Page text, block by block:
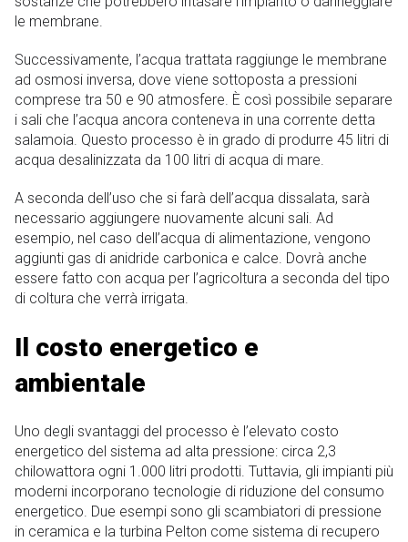
le membrane.
Successivamente, l’acqua trattata raggiunge le membrane
ad osmosi inversa, dove viene sottoposta a pressioni
comprese tra 50 e 90 atmosfere. È così possibile separare
i sali che l’acqua ancora conteneva in una corrente detta
salamoia. Questo processo è in grado di produrre 45 litri di
acqua desalinizzata da 100 litri di acqua di mare.
A seconda dell’uso che si farà dell’acqua dissalata, sarà
necessario aggiungere nuovamente alcuni sali. Ad
esempio, nel caso dell’acqua di alimentazione, vengono
aggiunti gas di anidride carbonica e calce. Dovrà anche
essere fatto con acqua per l’agricoltura a seconda del tipo
di coltura che verrà irrigata.
Il costo energetico e
ambientale
Uno degli svantaggi del processo è l’elevato costo
energetico del sistema ad alta pressione: circa 2,3
chilowattora ogni 1.000 litri prodotti. Tuttavia, gli impianti più
moderni incorporano tecnologie di riduzione del consumo
energetico. Due esempi sono gli scambiatori di pressione
in ceramica e la turbina Pelton come sistema di recupero